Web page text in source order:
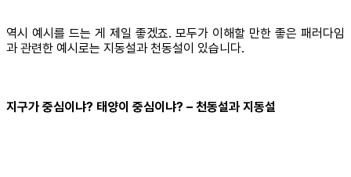
역시 예시를 드는 게 제일 좋겠죠. 모두가 이해할 만한 좋은 패러다임
과 관련한 예시로는 지동설과 천동설이 있습니다.
지구가 중심이냐? 태양이 중심이냐? – 천동설과 지동설